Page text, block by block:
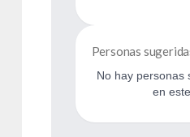
Personas
No hay personas
en